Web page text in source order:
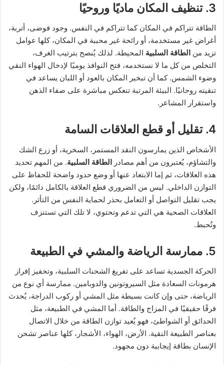
3. تنظيف المكان ماديًا وروحيًا
الطاقة تتراكم في المكان كما تتراكم في النفس. وجود فوضى، أتربة،
أغراض غير مستخدمة، أو رائحة غير محببة في المكان، كلها عوامل
تزيد من الطاقة السلبية المحيطة. لذلك يُنصح بترتيب الغرف،
التخلص من كل ما لا نستخدمه، فتح النوافذ يوميًا لإدخال الهواء النقي
وضوء الشمس. كما أن تبخير المكان بالعود أو اللبان يساعد في
تنقيته روحانيًا. البيئة المرتبة تنعكس مباشرة على صفاء الذهن
واستقرار المشاعر.
4. تقليل أو قطع العلاقات السامة
الأشخاص الذين يمارسون النقد المستمر، السخرية، أو زرع الشك
والتشاؤم، يُعتبرون من أهم مصادر الطاقة السلبية. من المهم تحديد
هذه العلاقات، ثم إما الابتعاد عنها أو وضع حدود واضحة للحفاظ على
التوازن الداخلي. ليس من الضروري قطع العلاقة بالكامل دائمًا، ولكن
يجب تقليل التواصل أو التعامل بحذر لحماية النفس من التأثر.
العلاقات الصحية هي التي تدعم وتحتوي، لا تلك التي تستنزف
وتُحبط.
5. ممارسة الرياضة والمشي في الطبيعة
الحركة الجسدية تساعد على تفريغ الشحنات السلبية، وتحفيز إفراز
هرمونات السعادة مثل السيروتونين والدوبامين. ممارسة أي نوع من
الرياضة، حتى وإن كانت بسيطة مثل المشي أو ركوب الدراجة، يُحدث
فرقًا حقيقيًا في المزاج والطاقة. أما المشي في الطبيعة، مثل
الحدائق أو الشواطئ، فهو يُعيد توازن الطاقة من خلال الاتصال
بعناصر الطبيعة النقية. الأرض، الهواء، الأشجار، كلها عناصر تشحن
الإنسان بطاقة إيجابية دون مجهود.